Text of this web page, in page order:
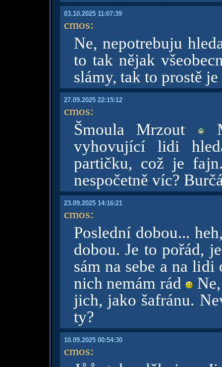
03.10.2025 11:07:39
cmos:
Ne, nepotrebuju
to tak nějak
slámy, tak to prostě je
27.09.2025 22:15:12
cmos:
Šmoula Mrzout
vyhovující lidi
partičku, což je
nespočetně víc?
23.09.2025 14:16:21
cmos:
Poslední dobou...
dobou. Je to pořád,
sám na sebe a na
nich nemám rád
jich, jako šafránu.
ty?
10.09.2025 00:54:30
cmos: